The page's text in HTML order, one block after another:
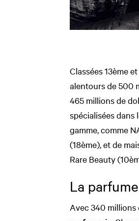
Classées 13ème
alentours de 500
465 millions de
spécialisées
gamme, comme
(18ème), et de
Rare Beauty
La
Avec 340 millions